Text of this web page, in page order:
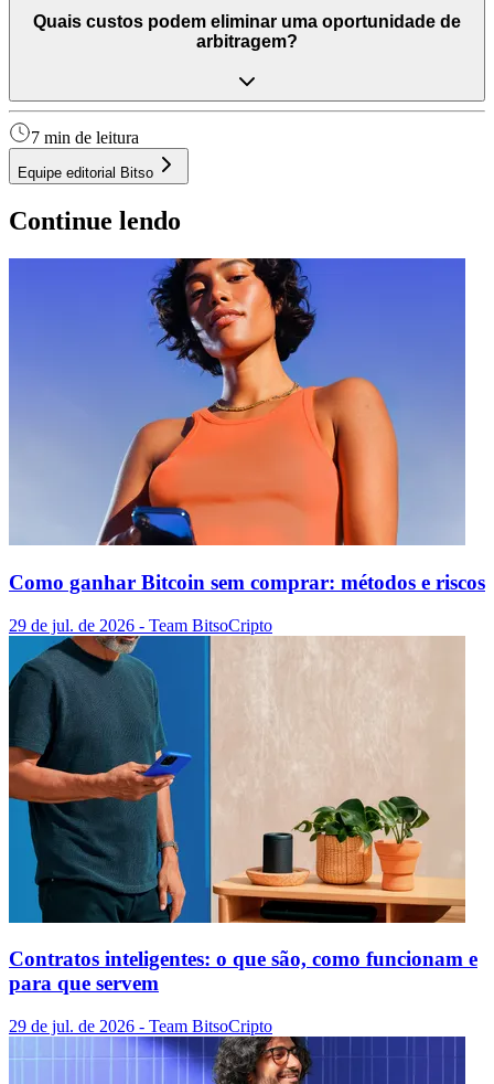
Quais custos podem eliminar uma oportunidade de
arbitragem?
7 min de leitura
Equipe editorial Bitso
Continue lendo
Como ganhar Bitcoin sem comprar: métodos e riscos
29 de jul. de 2026 - Team BitsoCripto
Contratos inteligentes: o que são, como funcionam e
para que servem
29 de jul. de 2026 - Team BitsoCripto